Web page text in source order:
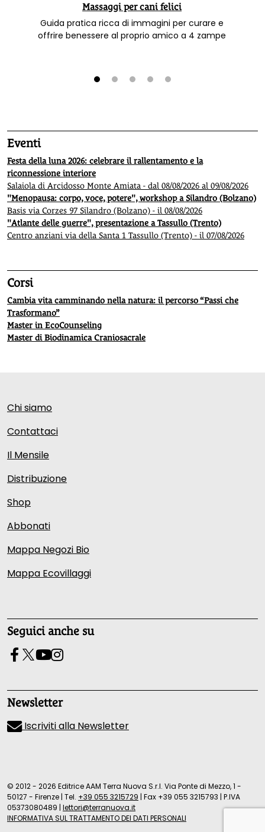
Massaggi per cani felici
Guida pratica ricca di immagini per curare e
offrire benessere al proprio amico a 4 zampe
Eventi
Festa della luna 2026: celebrare il rallentamento e la
riconnessione interiore
Salaiola di Arcidosso Monte Amiata - dal 08/08/2026 al 09/08/2026
"Menopausa: corpo, voce, potere", workshop a Silandro (Bolzano)
Basis via Corzes 97 Silandro (Bolzano) - il 08/08/2026
"Atlante delle guerre", presentazione a Tassullo (Trento)
Centro anziani via della Santa 1 Tassullo (Trento) - il 07/08/2026
Corsi
Cambia vita camminando nella natura: il percorso “Passi che
Trasformano”
Master in EcoCounseling
Master di Biodinamica Craniosacrale
Chi siamo
Contattaci
Il Mensile
Distribuzione
Shop
Abbonati
Mappa Negozi Bio
Mappa Ecovillaggi
Seguici anche su
Newsletter
Iscriviti alla Newsletter
© 2012 - 2026 Editrice AAM Terra Nuova S.r.l. Via Ponte di Mezzo, 1 -
50127 - Firenze | Tel. +39 055 3215729 | Fax +39 055 3215793 | P.IVA
05373080489 | lettori@terranuova.it
INFORMATIVA SUL TRATTAMENTO DEI DATI PERSONALI